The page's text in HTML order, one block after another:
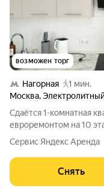
возможен торг
Нагорная
1 мин.
Москва,
Сдаётся 1-комнатная
евроремонтом на 10
месяцев. Из техники есть: Телевизор Духовой
Стиральная машина Холодильник Посудомоечная машина
Сервис Яндекс Аренда
Снять